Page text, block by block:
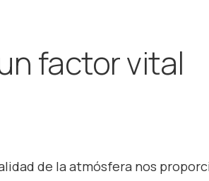
factor vital
de la atmósfera nos